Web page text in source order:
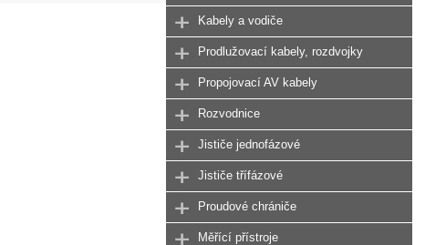
Kabely a vodiče
Prodlužovací kabely, rozdvojky
Propojovací AV kabely
Rozvodnice
Jističe jednofázové
Jističe třífázové
Proudové chrániče
Měřící přístroje